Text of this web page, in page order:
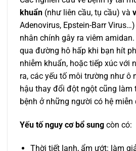
khuẩn (như liên cầu, tụ cầu) và
Adenovirus, Epstein-Barr
nhân chính gây ra viêm
qua đường hô hấp khi bạn hít
nhiễm khuẩn, hoặc tiếp xúc với
ra, các yếu tố môi trường như ô
hậu thay đổi đột ngột cũng làm
bệnh ở những người có hệ miễn
Yếu tố nguy cơ bổ sung còn có:
Thời tiết lạnh, ẩm ướt: làm